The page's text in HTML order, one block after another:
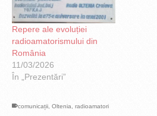
Repere ale evoluției
radioamatorismului din
România
11/03/2026
În „Prezentări”
comunicații Oltenia radioamatori